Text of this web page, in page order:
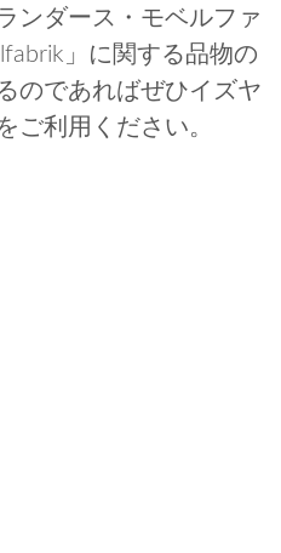
ンダース・モベルファ
」に関する品物の
のであればぜひイズヤ
ご利用ください。